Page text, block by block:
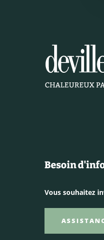
Besoin
Vous souhaitez